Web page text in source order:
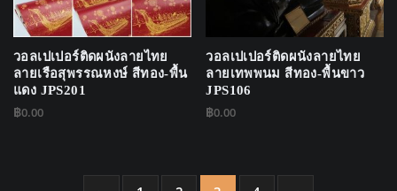
วอลเปเปอร์ติดผนังลายไทย
ลายเรือสุพรรณหงษ์ สีทอง-พื้น
แดง JPS201
฿0.00
วอลเปเปอร์ติดผนังลายไทย
ลายเทพพนม สีทอง-พื้นขาว
JPS106
฿0.00